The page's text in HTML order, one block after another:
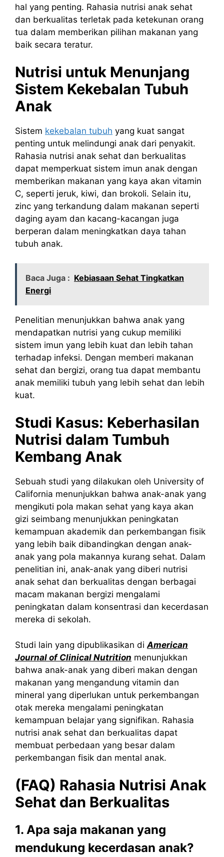
hal yang penting. Rahasia nutrisi anak sehat
dan berkualitas terletak pada ketekunan orang
tua dalam memberikan pilihan makanan yang
baik secara teratur.
Nutrisi untuk Menunjang
Sistem Kekebalan Tubuh
Anak
Sistem kekebalan tubuh yang kuat sangat
penting untuk melindungi anak dari penyakit.
Rahasia nutrisi anak sehat dan berkualitas
dapat memperkuat sistem imun anak dengan
memberikan makanan yang kaya akan vitamin
C, seperti jeruk, kiwi, dan brokoli. Selain itu,
zinc yang terkandung dalam makanan seperti
daging ayam dan kacang-kacangan juga
berperan dalam meningkatkan daya tahan
tubuh anak.
Baca Juga : Kebiasaan Sehat Tingkatkan
Energi
Penelitian menunjukkan bahwa anak yang
mendapatkan nutrisi yang cukup memiliki
sistem imun yang lebih kuat dan lebih tahan
terhadap infeksi. Dengan memberi makanan
sehat dan bergizi, orang tua dapat membantu
anak memiliki tubuh yang lebih sehat dan lebih
kuat.
Studi Kasus: Keberhasilan
Nutrisi dalam Tumbuh
Kembang Anak
Sebuah studi yang dilakukan oleh University of
California menunjukkan bahwa anak-anak yang
mengikuti pola makan sehat yang kaya akan
gizi seimbang menunjukkan peningkatan
kemampuan akademik dan perkembangan fisik
yang lebih baik dibandingkan dengan anak-
anak yang pola makannya kurang sehat. Dalam
penelitian ini, anak-anak yang diberi nutrisi
anak sehat dan berkualitas dengan berbagai
macam makanan bergizi mengalami
peningkatan dalam konsentrasi dan kecerdasan
mereka di sekolah.
Studi lain yang dipublikasikan di American
Journal of Clinical Nutrition menunjukkan
bahwa anak-anak yang diberi makan dengan
makanan yang mengandung vitamin dan
mineral yang diperlukan untuk perkembangan
otak mereka mengalami peningkatan
kemampuan belajar yang signifikan. Rahasia
nutrisi anak sehat dan berkualitas dapat
membuat perbedaan yang besar dalam
perkembangan fisik dan mental anak.
(FAQ) Rahasia Nutrisi Anak
Sehat dan Berkualitas
1. Apa saja makanan yang
mendukung kecerdasan anak?